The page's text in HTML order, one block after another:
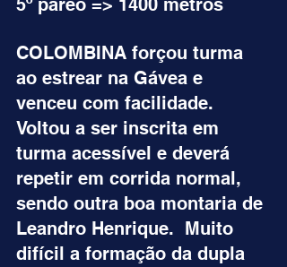
5º páreo => 1400 metros
COLOMBINA forçou turma
ao estrear na Gávea e
venceu com facilidade.
Voltou a ser inscrita em
turma acessível e deverá
repetir em corrida normal,
sendo outra boa montaria de
Leandro Henrique.  Muito
difícil a formação da dupla